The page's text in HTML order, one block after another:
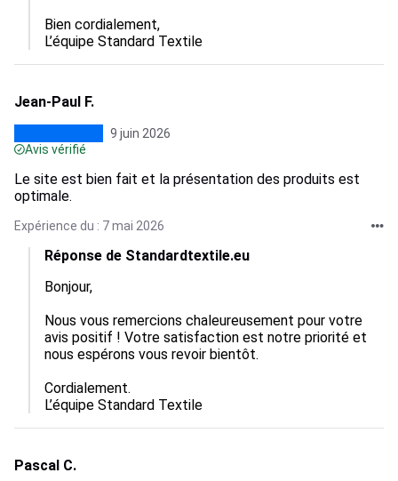
Bien cordialement,
L’équipe Standard Textile
Jean-Paul F.
9 juin 2026
Avis vérifié
Le site est bien fait et la présentation des produits est
optimale.
Expérience du : 7 mai 2026
Réponse de Standardtextile.eu
Bonjour,
Nous vous remercions chaleureusement pour votre
avis positif ! Votre satisfaction est notre priorité et
nous espérons vous revoir bientôt.
Cordialement.
L’équipe Standard Textile
Pascal C.